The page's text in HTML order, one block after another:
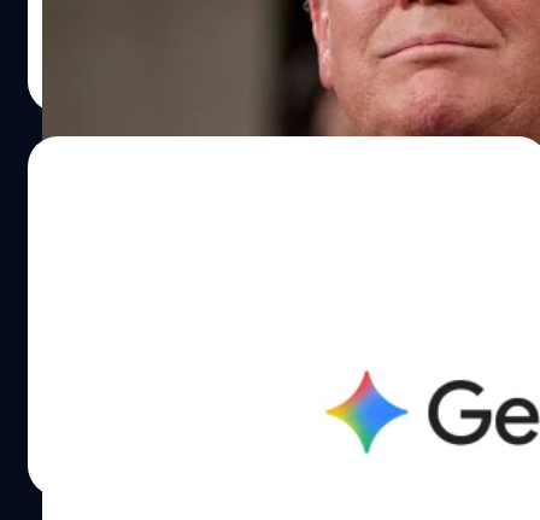
‘เครื่องมือ’ ในการสร้าง ‘Superintelligence’ คือ AI จะถูกนำ
มาพัฒนาคุณภาพการผลิตสินค้าและบริการควบคู่กับการ
ครองตลาดอื่นเช่น รถไฟฟ้า แผงโซลาร์ และแบตเตอรี่…
กลางระดับชาติและลดทอนอำนาจของแต่ละรัฐในการออก
กฎหมายควบคุมปัญญาประดิษฐ์ หรือ AI ด้วยตนเอง สาระ
สำคัญ ทรัมป์สั่งการให้กระทรวงยุติธรรมจัดตั้งคณะทำงาน
พิเศษ เพื่อยื่นฟ้องหรือคัดค้านกฎหมาย AI ของรัฐต่าง ๆ ที่ขัด
แย้งกับนโยบายของรัฐบาลกลาง และสั่งการให้กระทรวง
ในเวทีโลก โดยคำสั่งนี้ก็เน้นพุ่งเป้าไปที่กฎหมายของรัฐ
โคโลราโด ซึ่งพยายามจำกัดความลำเอียงของอัลกอริทึม
(Bias) ทรัมป์เองก็มองว่าการที่รัฐโคโลราโดทำแบบนี้เป็นการ
และ iPad ได้เริ่มทยอยปล่อยฟีเจอร์ AI อย่าง Gemini ให้ใช้
งานได้ภายในแอปฯ เบราวเซอร์แล้ว โดยจะเริ่มใช้ใน
สหรัฐอเมริกาเป็นประเทศแรกก่อน โดยสังเกตได้จากบริเวณ
แถบที่อยู่ของเว็บไซต์ Address bar ด้านซ้ายมือ จากเดิมที่เป็น